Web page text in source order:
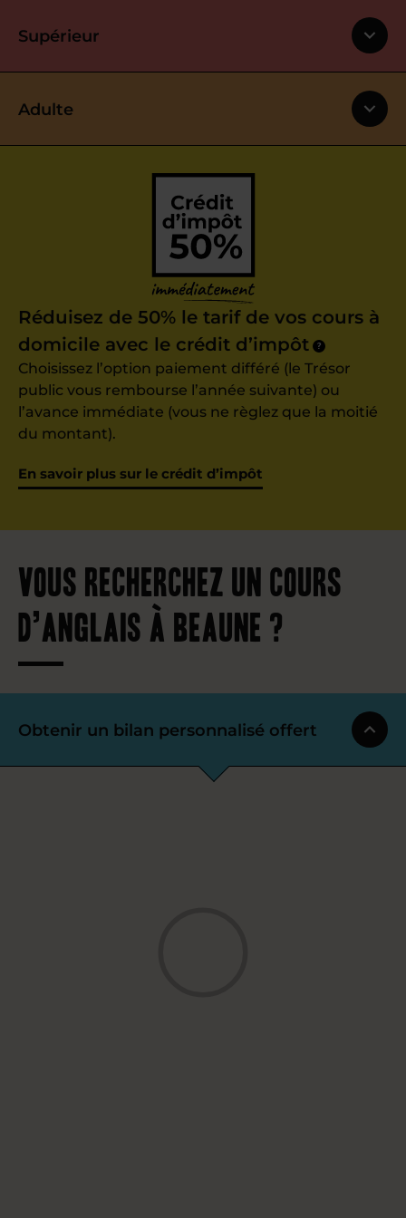
Supérieur
Adulte
Réduisez de 50% le tarif de vos cours à
domicile avec le crédit d’impôt
?
Choisissez l’option paiement différé (le Trésor
public vous rembourse l’année suivante) ou
l’avance immédiate (vous ne règlez que la moitié
du montant).
En savoir plus sur le crédit d’impôt
Vous recherchez un cours
d’anglais à Beaune ?
Obtenir un bilan personnalisé offert